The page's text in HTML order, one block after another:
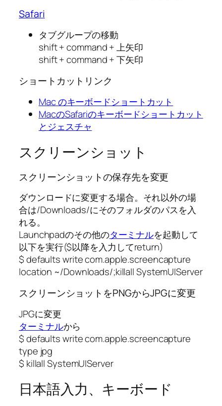
Safari
タブグループの移動
shift + command + 上矢印
shift + command + 下矢印
ショートカットリンク
Mac のキーボードショートカット
MacのSafariのキーボードショートカット
とジェスチャ
スクリーンショット
スクリーンショットの保存先を変更
ダウンロードに変更する場合。それ以外の場
合は/Downloads/にそのフォルダのパスを入
れる。
Launchpadのその他のターミナルを起動して
以下を実行($以降を入力してreturn)
$ defaults write com.apple.screencapture
location ~/Downloads/;killall SystemUIServer
スクリーンショットをPNGからJPGに変更
JPGに変更
ターミナルから
$ defaults write com.apple.screencapture
type jpg
$ killall SystemUIServer
日本語入力、キーボード